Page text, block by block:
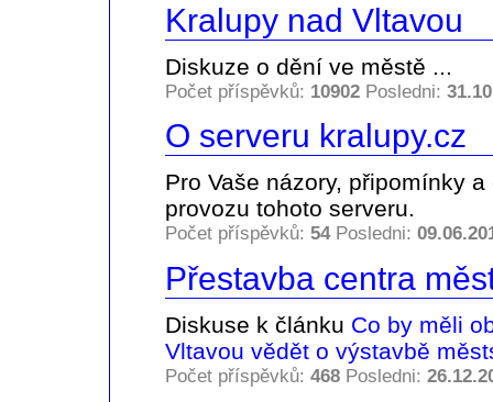
Kralupy nad Vltavou
Diskuze o dění ve městě ...
Počet příspěvků: 10902 Posledni:
O serveru kralupy.cz
Pro Vaše názory, připomínky
provozu tohoto serveru.
Počet příspěvků: 54Posledni:
Přestavba centra
Diskuse k článku Co by měli
Vltavou vědět o výstavbě
Počet příspěvků: 468 Posledni: